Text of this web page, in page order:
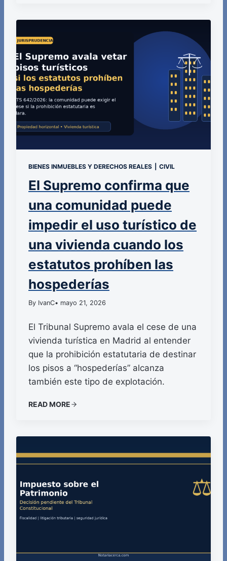
BIENES INMUEBLES Y DERECHOS REALES CIVIL
El Supremo confirma que
una comunidad puede
impedir el uso turístico de
una vivienda cuando los
estatutos prohíben las
hospederías
By IvanC• mayo 21, 2026
El Tribunal Supremo avala el cese de una
vivienda turística en Madrid al entender
que la prohibición estatutaria de destinar
los pisos a “hospederías” alcanza
también este tipo de explotación.
READ MORE